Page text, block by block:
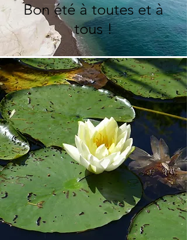
Bon été à toutes et à
tous !